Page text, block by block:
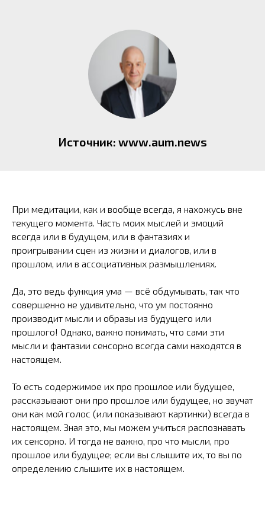
Источник: www.aum.news
При медитации, как и вообще всегда, я нахожусь вне
текущего момента. Часть моих мыслей и эмоций
всегда или в будущем, или в фантазиях и
проигрывании сцен из жизни и диалогов, или в
прошлом, или в ассоциативных размышлениях.
Да, это ведь функция ума — всё обдумывать, так что
совершенно не удивительно, что ум постоянно
производит мысли и образы из будущего или
прошлого! Однако, важно понимать, что сами эти
мысли и фантазии сенсорно всегда сами находятся в
настоящем.
То есть содержимое их про прошлое или будущее,
рассказывают они про прошлое или будущее, но звучат
они как мой голос (или показывают картинки) всегда в
настоящем. Зная это, мы можем учиться распознавать
их сенсорно. И тогда не важно, про что мысли, про
прошлое или будущее; если вы слышите их, то вы по
определению слышите их в настоящем.